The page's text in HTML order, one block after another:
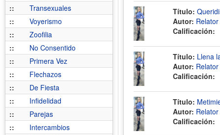
::
Transexuales
::
Voyerismo
::
Zoofilia
::
No Consentido
::
Primera Vez
::
Flechazos
::
De Fiesta
::
Infidelidad
::
Parejas
::
Intercambios
Título:
Autor:
Calificación:
Título: Llena
Autor:
Calificación:
Título:
Autor:
Calificación: